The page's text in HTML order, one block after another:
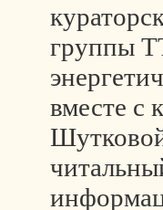
группы
вместе с